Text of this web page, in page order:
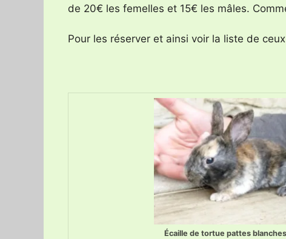
de 20€ les femelles et 15€ les mâles.
Pour les réserver et ainsi voir la liste de
Écaille de tortue pattes